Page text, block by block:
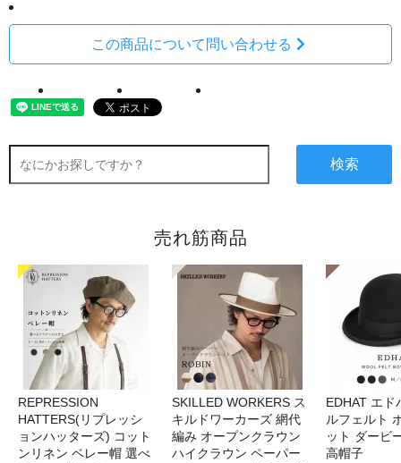
この商品について問い合わせる
検索
売れ筋商品
REPRESSION
HATTERS(リプレッシ
ョンハッターズ) コット
ンリネン ベレー帽 選べ
SKILLED WORKERS ス
キルドワーカーズ 網代
編み オープンクラウン
ハイクラウン ペーパー
EDHAT エド
ルフェルト
ット ダービ
高帽子